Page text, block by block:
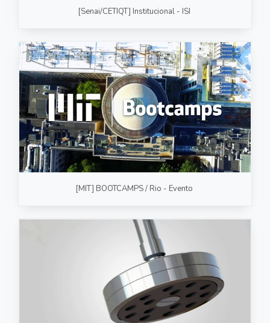
[Senai/CETIQT] Institucional - ISI
[MIT] BOOTCAMPS / Rio - Evento